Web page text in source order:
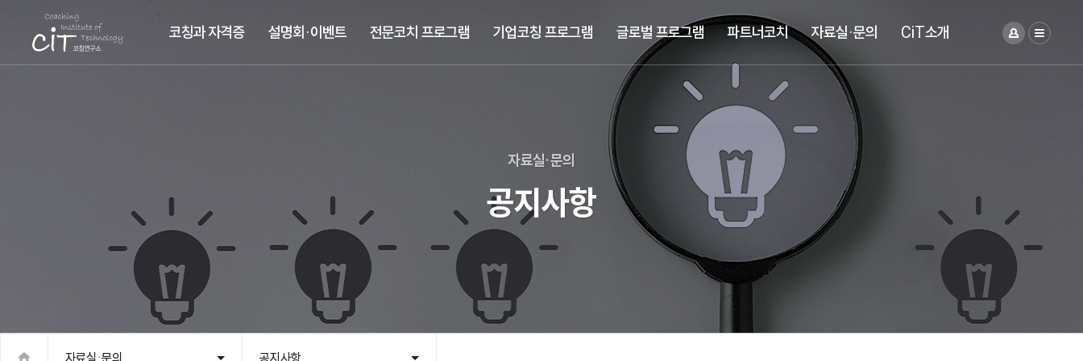
코칭과 자격증 설명회·이벤트 전문코치 프로그램 기업코칭 프로그램 글로벌 프로그램 파트너코치 자료실·문의 CiT소개
자료실·문의
공지사항
자료실·문의 공지사항